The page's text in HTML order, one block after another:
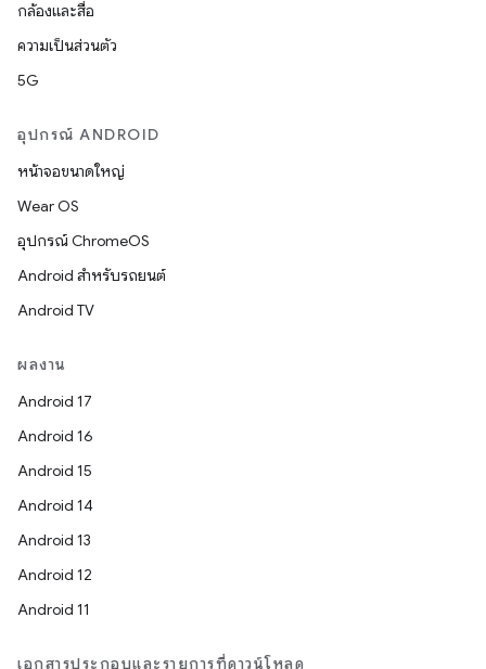
กล้องและสื่อ
ความเป็นส่วนตัว
5G
อุปกรณ์ ANDROID
หน้าจอขนาดใหญ่
Wear OS
อุปกรณ์ ChromeOS
Android สำหรับรถยนต์
Android TV
ผลงาน
Android 17
Android 16
Android 15
Android 14
Android 13
Android 12
Android 11
เอกสารประกอบและรายการที่ดาวน์โหลด